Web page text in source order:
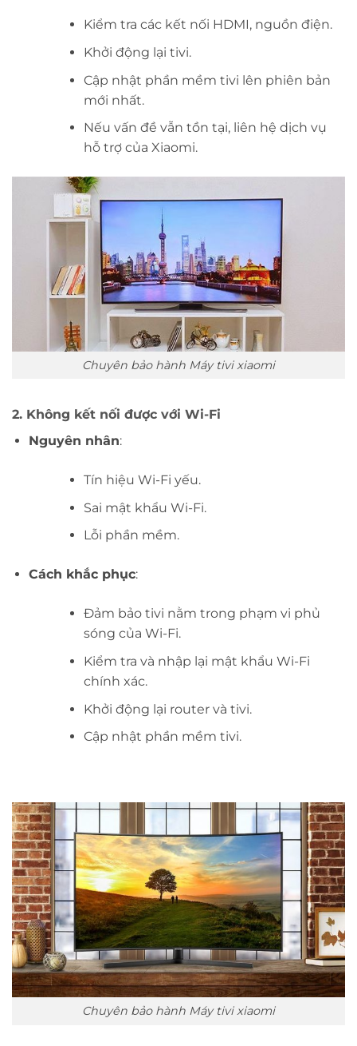
Kiểm tra các kết nối HDMI, nguồn điện.
Khởi động lại tivi.
Cập nhật phần mềm tivi lên phiên bản
mới nhất.
Nếu vấn đề vẫn tồn tại, liên hệ dịch vụ
hỗ trợ của Xiaomi.
Chuyên bảo hành Máy tivi xiaomi
2. Không kết nối được với Wi-Fi
Nguyên nhân:
Tín hiệu Wi-Fi yếu.
Sai mật khẩu Wi-Fi.
Lỗi phần mềm.
Cách khắc phục:
Đảm bảo tivi nằm trong phạm vi phủ
sóng của Wi-Fi.
Kiểm tra và nhập lại mật khẩu Wi-Fi
chính xác.
Khởi động lại router và tivi.
Cập nhật phần mềm tivi.
Chuyên bảo hành Máy tivi xiaomi